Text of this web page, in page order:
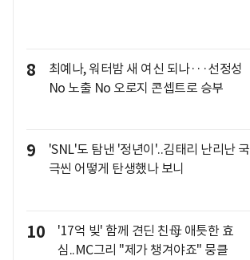
8
최예나, 워터밤 새 여신 되나···선정성
No 노출 No 오로지 콘셉트로 승부
9
'SNL'도 탐낸 '정년이'..김태리 난리난 국
극씬 어떻게 탄생했나 보니
10
'17억 빚' 함께 견딘 친母 애틋한 효
심..MC그리 "제가 챙겨야죠" 뭉클